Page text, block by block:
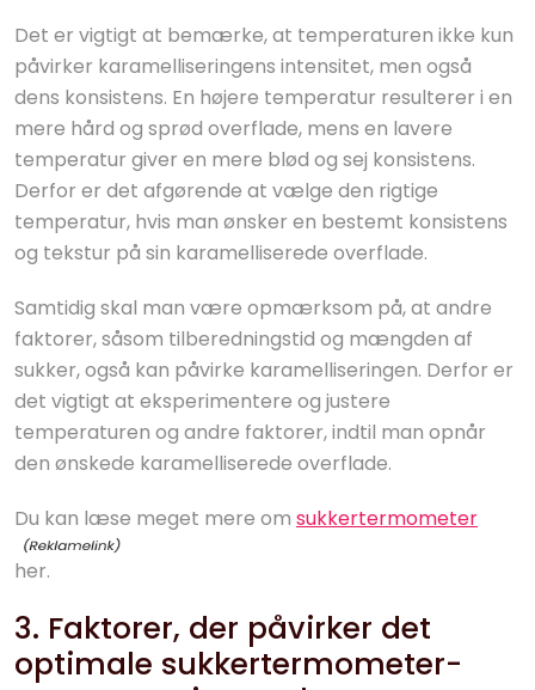
Det er vigtigt at bemærke, at temperaturen ikke kun
påvirker karamelliseringens intensitet, men også
dens konsistens. En højere temperatur resulterer i en
mere hård og sprød overflade, mens en lavere
temperatur giver en mere blød og sej konsistens.
Derfor er det afgørende at vælge den rigtige
temperatur, hvis man ønsker en bestemt konsistens
og tekstur på sin karamelliserede overflade.
Samtidig skal man være opmærksom på, at andre
faktorer, såsom tilberedningstid og mængden af
sukker, også kan påvirke karamelliseringen. Derfor er
det vigtigt at eksperimentere og justere
temperaturen og andre faktorer, indtil man opnår
den ønskede karamelliserede overflade.
Du kan læse meget mere om sukkertermometer
her.
3. Faktorer, der påvirker det
optimale sukkertermometer-